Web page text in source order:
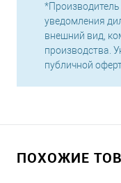
*Производитель
уведомления
внешний вид,
производства.
публичной
ПОХОЖИЕ